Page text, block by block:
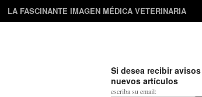
LA FASCINANTE IMAGEN MÉDICA VETERINARIA
Si desea recibir
nuevos artículos
escriba su email: